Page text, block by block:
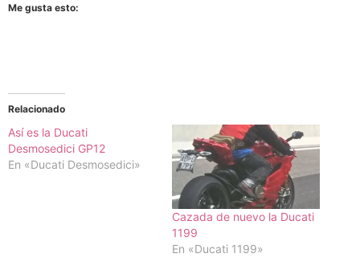
Me gusta esto:
Relacionado
Así es la Ducati
Desmosedici GP12
En «Ducati Desmosedici»
Cazada de nuevo la Ducati
1199
En «Ducati 1199»